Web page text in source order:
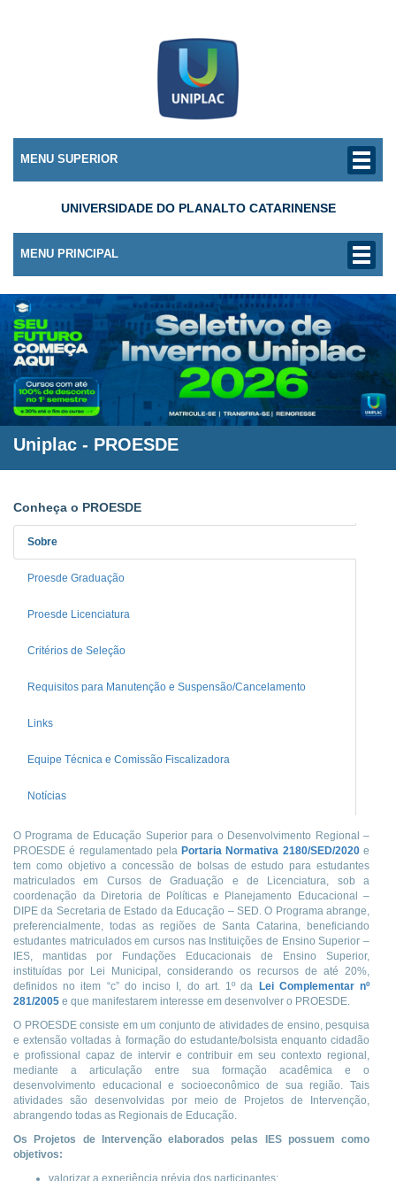
MENU SUPERIOR
UNIVERSIDADE DO PLANALTO CATARINENSE
MENU PRINCIPAL
Uniplac - PROESDE
Conheça o PROESDE
Sobre
Proesde Graduação
Proesde Licenciatura
Critérios de Seleção
Requisitos para Manutenção e Suspensão/Cancelamento
Links
Equipe Técnica e Comissão Fiscalizadora
Notícias
O Programa de Educação Superior para o Desenvolvimento Regional –
PROESDE é regulamentado pela Portaria Normativa 2180/SED/2020e
tem como objetivo a concessão de bolsas de estudo para estudantes
matriculados em Cursos de Graduação e de Licenciatura, sob a
coordenação da Diretoria de Políticas e Planejamento Educacional –
DIPE da Secretaria de Estado da Educação – SED. O Programa abrange,
preferencialmente, todas as regiões de Santa Catarina, beneficiando
estudantes matriculados em cursos nas Instituições de Ensino Superior –
IES, mantidas por Fundações Educacionais de Ensino Superior,
instituídas por Lei Municipal, considerando os recursos de até 20%,
definidos no item “c” do inciso I, do art. 1º da
Lei Complementar nº
281/2005 e que manifestarem interesse em desenvolver o PROESDE.
O PROESDE consiste em um conjunto de atividades de ensino, pesquisa
e extensão voltadas à formação do estudante/bolsista enquanto cidadão
e profissional capaz de intervir e contribuir em seu contexto regional,
mediante a articulação entre sua formação acadêmica e o
desenvolvimento educacional e socioeconômico de sua região. Tais
atividades são desenvolvidas por meio de Projetos de Intervenção,
abrangendo todas as Regionais de Educação.
Os Projetos de Intervenção elaborados pelas IES possuem como
objetivos:
valorizar a experiência prévia dos participantes;